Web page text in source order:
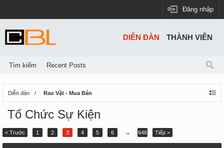
Đăng nhập
Diễn đàn Rao Vặt - Mua Bán
Tổ Chức Sự Kiện
< Trước 1 2 3 4 5 6 → 646 Tiếp >
DIỄN ĐÀN
Tìm kiếm Recent Posts
THÀNH VIÊN